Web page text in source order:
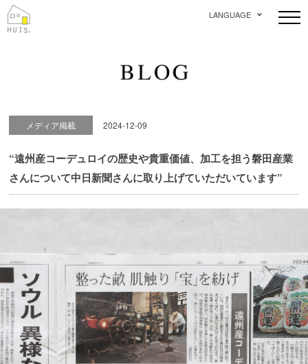
LANGUAGE
メディア掲載 2024-12-09
“遠州産コーデュロイの歴史や貴重価値、加工を担う磐田産業
さんについて中日新聞さんに取り上げていただいています”